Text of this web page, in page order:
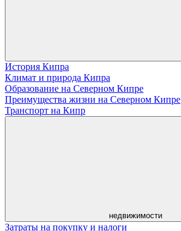
История Кипра
Климат и природа Кипра
Образование на Северном Кипре
Преимущества жизни на Северном Кипре
Транспорт на Кипр
недвижимости
Затраты на покупку и налоги